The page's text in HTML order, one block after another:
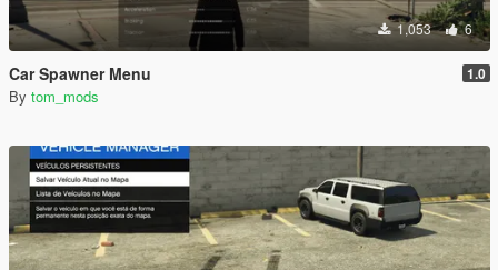
1,053 6
Car Spawner Menu 1.0
By tom_mods